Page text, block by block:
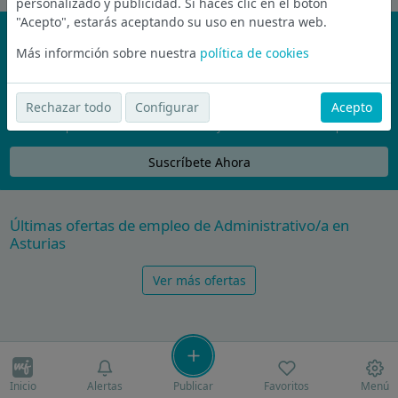
¡No te pierdas nada!
Únete a la comunidad de wijobs y recibe por email las mejores
ofertas de empleo
Nunca compartiremos tu email con nadie y no te vamos a enviar spam
Suscríbete Ahora
Últimas ofertas de empleo de Administrativo/a en
Asturias
Ver más ofertas
Inicio Alertas Publicar Favoritos Menú
"Acepto", estarás aceptando su uso en nuestra web.
Más informción sobre nuestra política de cookies
Rechazar todo Configurar Acepto